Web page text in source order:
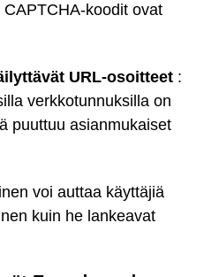
koodit ovat
URL-osoitteet :
verkkotunnuksilla on
puuttuu asianmukaiset
voi auttaa käyttäjiä
kuin he lankeavat